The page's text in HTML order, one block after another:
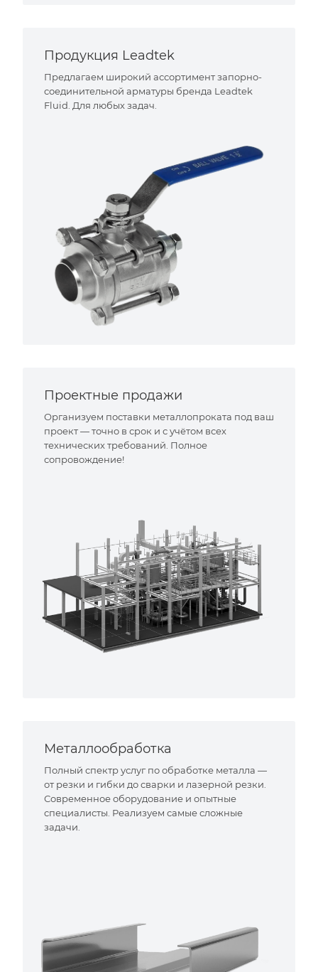
Продукция Leadtek
Предлагаем широкий ассортимент запорно-
соединительной арматуры бренда Leadtek
Fluid. Для любых задач.
Проектные продажи
Организуем поставки металлопроката под ваш
проект — точно в срок и с учётом всех
технических требований. Полное
сопровождение!
Металлообработка
Полный спектр услуг по обработке металла —
от резки и гибки до сварки и лазерной резки.
Современное оборудование и опытные
специалисты. Реализуем самые сложные
задачи.